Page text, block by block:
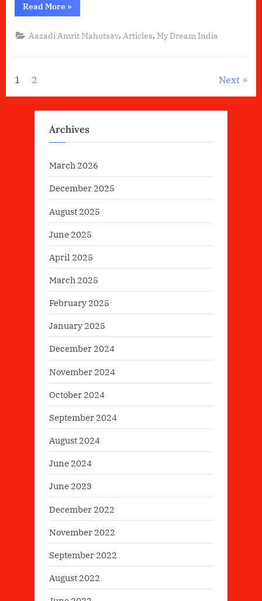
Read More“100
Grams
Dreams”
»
Aazadi Amrit Mahotsav, Articles,My Dream India
Posts
pagination
1 2 Next
Archives
March 2026
December 2025
August 2025
June 2025
April 2025
March 2025
February 2025
January 2025
December 2024
November 2024
October 2024
September 2024
August 2024
June 2024
June 2023
December 2022
November 2022
September 2022
August 2022